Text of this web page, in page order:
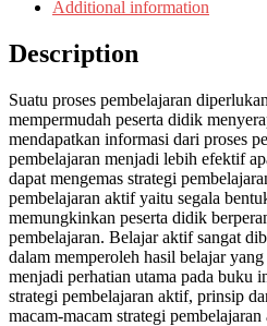
Additional information
Description
Suatu proses pembelajaran
mempermudah peserta didik
mendapatkan informasi dari proses
pembelajaran menjadi lebih efektif
dapat mengemas strategi
pembelajaran aktif yaitu segala
memungkinkan peserta didik
pembelajaran. Belajar aktif sangat
dalam memperoleh hasil belajar
menjadi perhatian utama pada buku
strategi pembelajaran aktif, prinsip
macam-macam strategi